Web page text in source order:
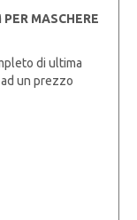
MASCHERE
di ultima
un prezzo